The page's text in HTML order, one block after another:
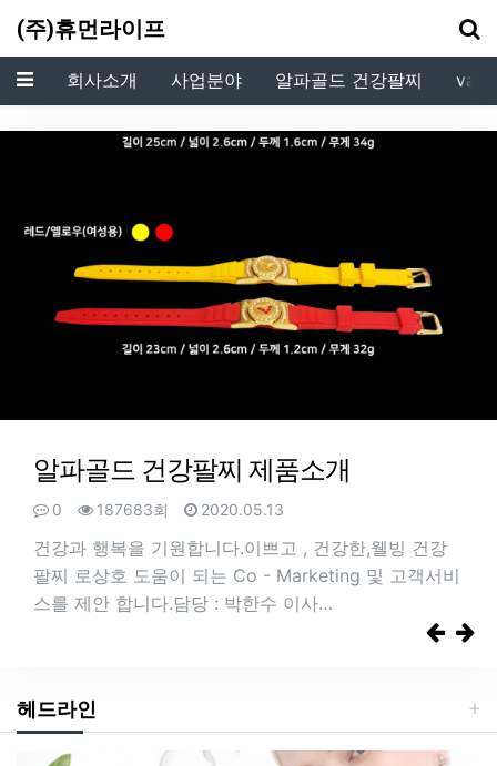
(주)휴먼라이프
메뉴 회사소개 사업분야 알파골드 건강팔찌 vala
vala Natural Soap 제품소개
0 186104회 2020.06.17
자연유래식품으로 만든 천연 향균비누 이런분께 추천
합니다. . 세안 시 세척이 잘 안되는분 . 화장이 잘 안 받
는 분 . 피부가 불편하신 분 . 몸이 자주 가려우…
알파골드 건강팔찌 제품소개
0 187683회 2020.05.13
건강과 행복을 기원합니다 .​이쁘고 , 건강한,웰빙 건강
팔찌 로​상호 도움이 되는 Co - Marketing 및 고객서비
스를 ​제안 합니다.담당 : 박한수 이사…
헤드라인